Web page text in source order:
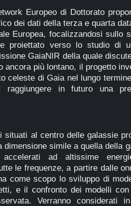
Europeo di Dottorato
dei dati della terza e quarta
Europea, focalizzandosi sullo
proiettato verso lo studio di
GaiaNIR della quale
ancora più lontano, il progetto
celeste di Gaia nel lungo
in futuro una
situati al centro delle galassie
dimensione simile a quella della
ad altissime
le frequenze, a partire dalle
come scopo lo sviluppo di
e il confronto dei modelli
Verranno considerati